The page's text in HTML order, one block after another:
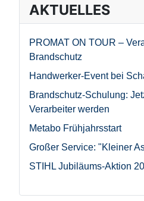
AKTUELLES
PROMAT ON TOUR –
Brandschutz
Handwerker-Event bei
Brandschutz-Schulung:
Verarbeiter werden
Metabo Frühjahrsstart
Großer Service: "Kleiner
STIHL Jubiläums-Aktion